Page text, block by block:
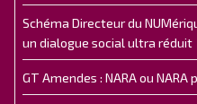
Schéma Directeur du
un dialogue social ultra réduit
GT Amendes : NARA ou NARA